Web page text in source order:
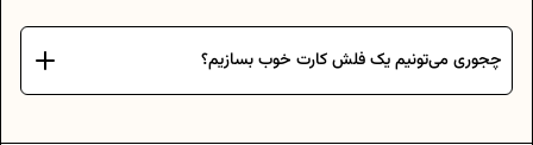
چجوری می‌تونیم یک فلش کارت خوب بسازیم؟